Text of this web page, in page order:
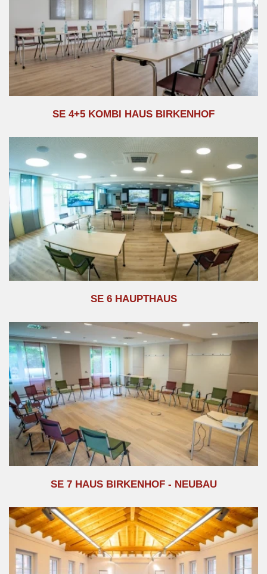
SE 4+5 KOMBI HAUS BIRKENHOF
SE 6 HAUPTHAUS
SE 7 HAUS BIRKENHOF - NEUBAU